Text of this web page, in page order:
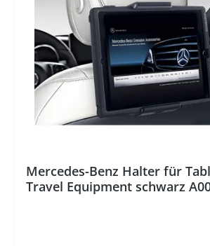
Mercedes-Benz Halter für
Travel Equipment schwarz